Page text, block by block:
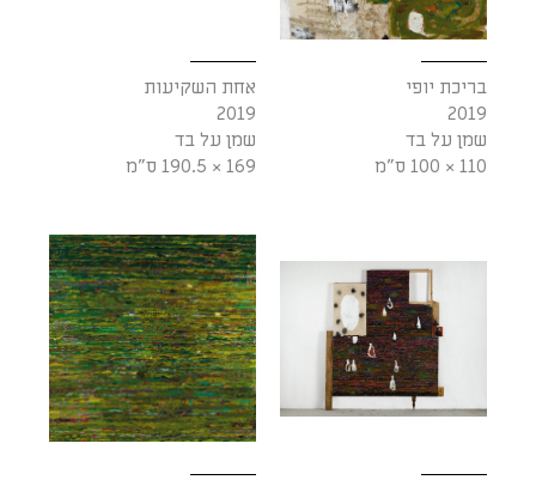
בריכת יופי
2019
שמן על בד
110 × 100 ס"מ
אחת השקיעות
2019
שמן על בד
169 × 190.5 ס"מ